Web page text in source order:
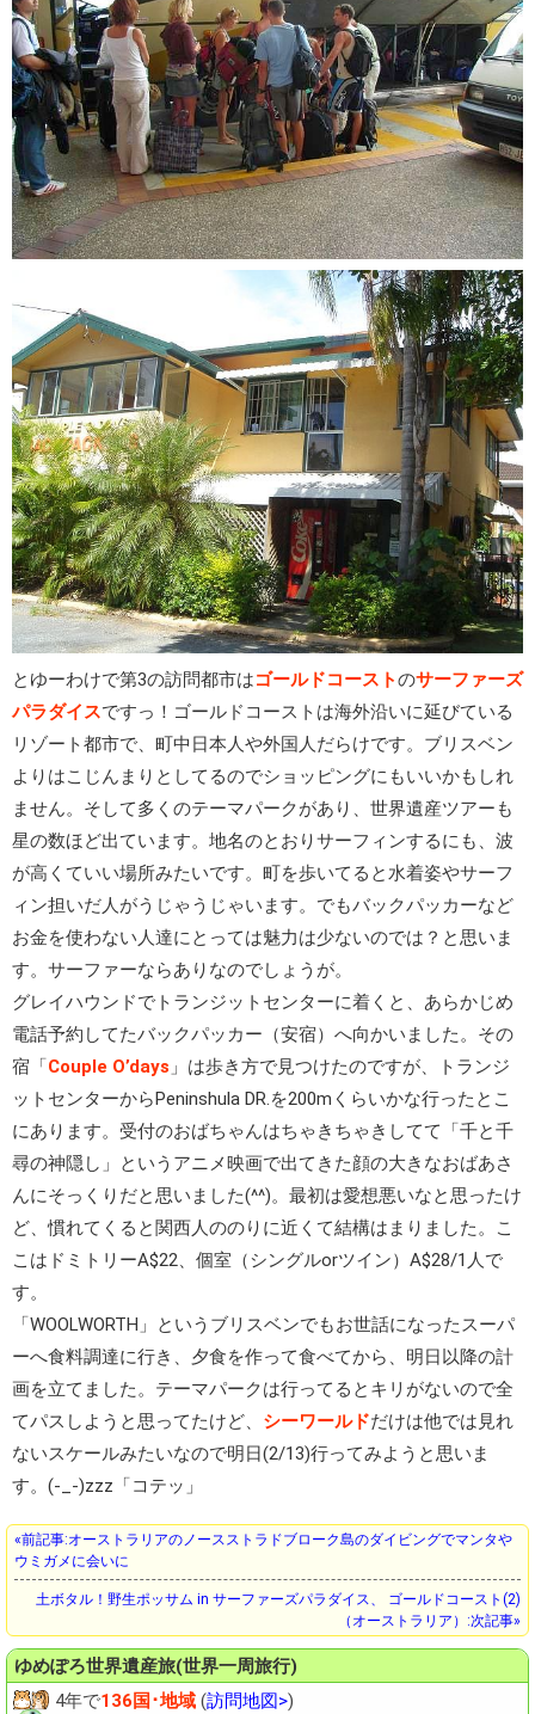
とゆーわけで第3の訪問都市はゴールドコーストのサーファーズ
パラダイスですっ！ゴールドコーストは海外沿いに延びている
リゾート都市で、町中日本人や外国人だらけです。ブリスベン
よりはこじんまりとしてるのでショッピングにもいいかもしれ
ません。そして多くのテーマパークがあり、世界遺産ツアーも
星の数ほど出ています。地名のとおりサーフィンするにも、波
が高くていい場所みたいです。町を歩いてると水着姿やサーフ
ィン担いだ人がうじゃうじゃいます。でもバックパッカーなど
お金を使わない人達にとっては魅力は少ないのでは？と思いま
す。サーファーならありなのでしょうが。
グレイハウンドでトランジットセンターに着くと、あらかじめ
電話予約してたバックパッカー（安宿）へ向かいました。その
宿「Couple O’days 」は歩き方で見つけたのですが、トランジ
ットセンターからPeninshula DR.を200mくらいかな行ったとこ
にあります。受付のおばちゃんはちゃきちゃきしてて「千と千
尋の神隠し」というアニメ映画で出てきた顔の大きなおばあさ
んにそっくりだと思いました(^^)。最初は愛想悪いなと思ったけ
ど、慣れてくると関西人ののりに近くて結構はまりました。こ
こはドミトリーA$22、個室（シングルorツイン）A$28/1人で
す。
「WOOLWORTH」というブリスベンでもお世話になったスーパ
ーへ食料調達に行き、夕食を作って食べてから、明日以降の計
画を立てました。テーマパークは行ってるとキリがないので全
てパスしようと思ってたけど、 シーワールドだけは他では見れ
ないスケールみたいなので明日(2/13)行ってみようと思いま
す。(-_-)zzz「コテッ」
«前記事:オーストラリアのノースストラドブローク島のダイビングでマンタや
ウミガメに会いに
土ボタル！野生ポッサム in サーファーズパラダイス、 ゴールドコースト(2)
（オーストラリア）:次記事»
ゆめぽろ世界遺産旅(世界一周旅行)
4年で136国･地域 (訪問地図>)